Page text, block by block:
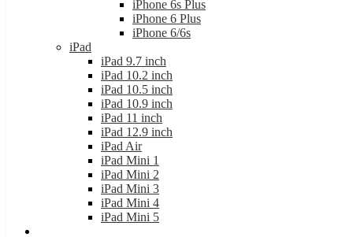
iPhone 6s Plus
iPhone 6 Plus
iPhone 6/6s
iPad
iPad 9.7 inch
iPad 10.2 inch
iPad 10.5 inch
iPad 10.9 inch
iPad 11 inch
iPad 12.9 inch
iPad Air
iPad Mini 1
iPad Mini 2
iPad Mini 3
iPad Mini 4
iPad Mini 5